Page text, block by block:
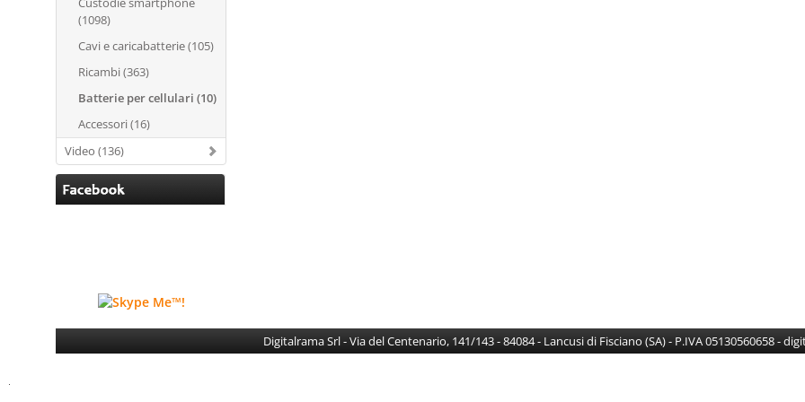
(1098)
Cavi e caricabatterie (105)
Ricambi (363)
Batterie per cellulari (10)
Accessori (16)
Video (136)
Digitalrama Srl - Via del Centenario, 141/143 - 84084 - Lancusi di Fisciano (SA) - P.IVA 05130560658 -